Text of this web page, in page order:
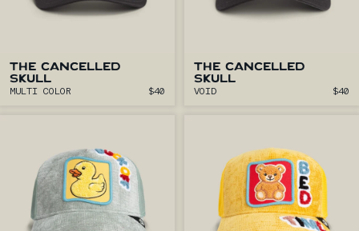
THE CANCELLED
SKULL
$40
MULTI COLOR
THE CANCELLED
SKULL
$40
VOID